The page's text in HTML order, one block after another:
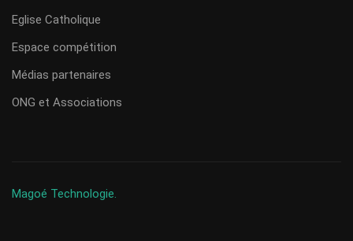
Eglise Catholique
Espace compétition
Médias partenaires
ONG et Associations
Magoé Technologie.